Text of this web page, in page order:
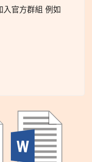
入官方群組 例如